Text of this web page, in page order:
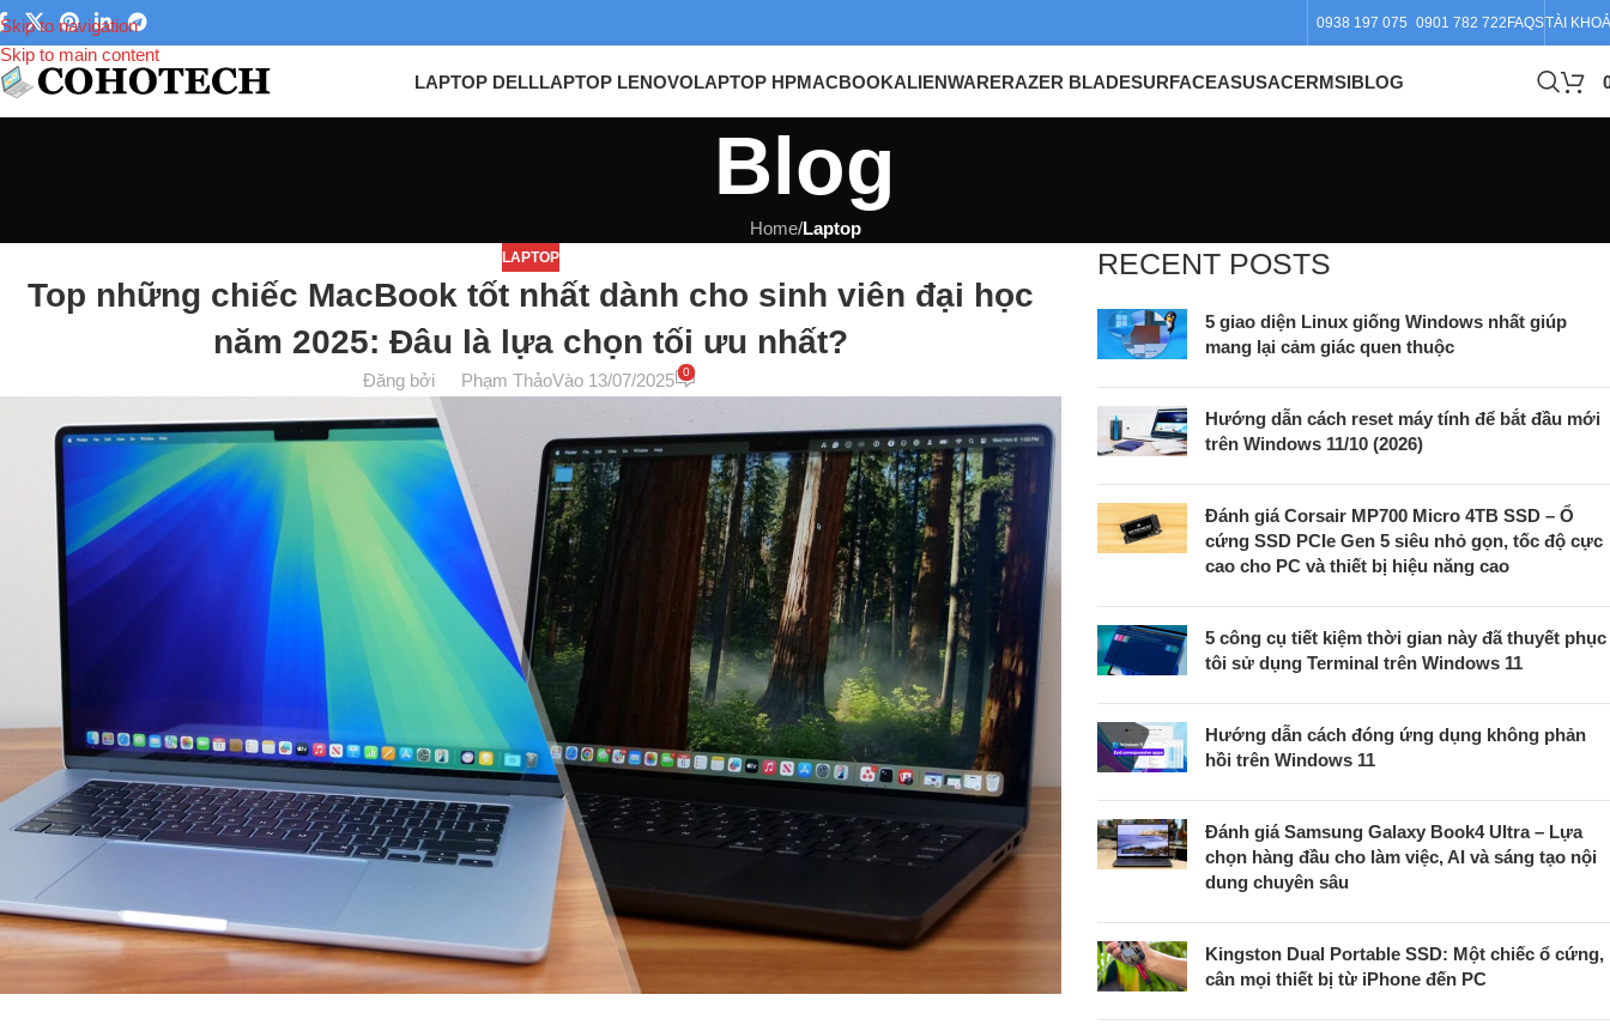
Skip to navigation
Skip to main content
0938 197 075 0901 782 722 FAQSTÀI
LAPTOP DELLLAPTOP LENOVOLAPTOP HPMACBOOKALIENWARERAZER BLADESURFACEASUSACERMSIBLOG
Blog
Home/Laptop
LAPTOP
Top những chiếc MacBook tốt nhất dành cho sinh viên đại học
năm 2025: Đâu là lựa chọn tối ưu nhất?
Đăng bởi Phạm ThảoVào 13/07/2025 0
RECENT POSTS
5 giao diện Linux giống Windows nhất giúp
mang lại cảm giác quen thuộc
Hướng dẫn cách reset máy tính để bắt đầu mới
trên Windows 11/10 (2026)
Đánh giá Corsair MP700 Micro 4TB SSD – Ổ
cứng SSD PCIe Gen 5 siêu nhỏ gọn, tốc độ cực
cao cho PC và thiết bị hiệu năng cao
5 công cụ tiết kiệm thời gian này đã thuyết phục
tôi sử dụng Terminal trên Windows 11
Hướng dẫn cách đóng ứng dụng không phản
hồi trên Windows 11
Đánh giá Samsung Galaxy Book4 Ultra – Lựa
chọn hàng đầu cho làm việc, AI và sáng tạo nội
dung chuyên sâu
Kingston Dual Portable SSD: Một chiếc ổ cứng,
cân mọi thiết bị từ iPhone đến PC